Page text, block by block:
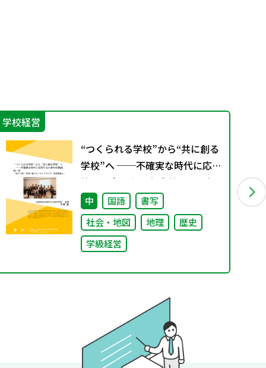
学校経営
“つくられる学校”から“共に創る
学校”へ ──不確実な時代に応
答する小津中の実践 第一回 “当
たり前”を問い直すルールメイキ
ング（校則見直し）
中 国語
書写
社会・地図
地理
歴史
学級経営